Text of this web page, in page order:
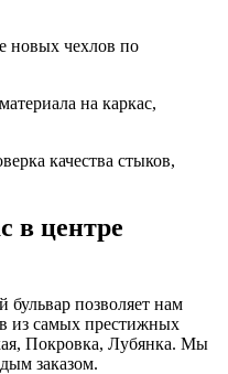
новых чехлов по
на каркас,
качества стыков,
в центре
бульвар позволяет нам
из самых престижных
Покровка, Лубянка. Мы
заказом.